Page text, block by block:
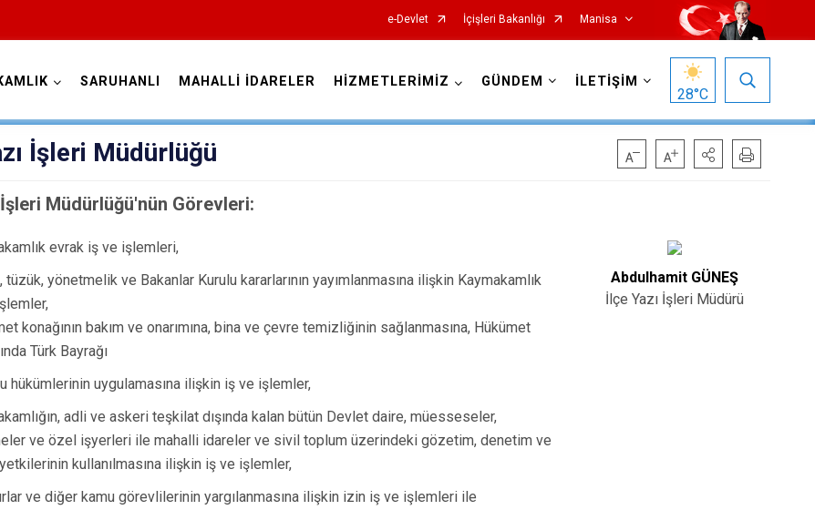
e-Devlet İçişleri Bakanlığı Manisa
Akhisar
Alaşehir
Gördes
Kırkağaç
Kula
Sarıgöl
Şehzadeler
SARUHANLI MAHALLİ İDARELER HİZMETLERİMİZ GÜNDEM İLETİŞİM
28°C
İşleri Müdürlüğü
İşleri Müdürlüğü'nün Görevleri:
evrak iş ve işlemleri,
tüzük, yönetmelik ve Bakanlar Kurulu kararlarının yayımlanmasına ilişkin Kaymakamlık
konağının bakım ve onarımına, bina ve çevre temizliğinin sağlanmasına, Hükümet
Türk Bayrağı
hükümlerinin uygulamasına ilişkin iş ve işlemler,
adli ve askeri teşkilat dışında kalan bütün Devlet daire, müesseseler,
ve özel işyerleri ile mahalli idareler ve sivil toplum üzerindeki gözetim, denetim ve
kullanılmasına ilişkin iş ve işlemler,
ve diğer kamu görevlilerinin yargılanmasına ilişkin izin iş ve işlemleri ile
Abdulhamit GÜNEŞ
İlçe Yazı İşleri Müdürü